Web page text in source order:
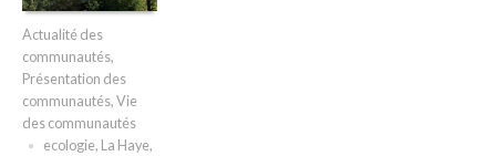
Actualité des
communautés,
Présentation des
communautés, Vie
des communautés
ecologie, La Haye,